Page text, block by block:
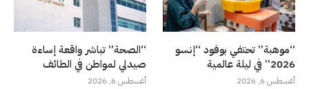
“موهبة” تحتفي بوفود “إنسو
2026” في ليلة عالمية
أغسطس 6, 2026
“الصحة” تباشر واقعة إساءة
صيدلي لمواطن في الطائف
أغسطس 6, 2026